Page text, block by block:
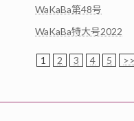
WaKaBa第48号
WaKaBa特大号2022
1 2 3 4 5 >>